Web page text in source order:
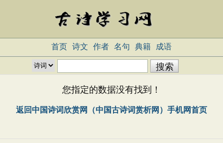
首页 诗文 作者 名句 典籍 成语
您指定的数据没有找到！
返回中国诗词欣赏网（中国古诗词赏析网）手机网首页